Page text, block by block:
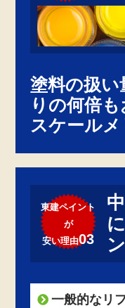
塗料の扱い
りの何倍
スケールメ
東建ペイント
が
安い理由03
一般的なリ